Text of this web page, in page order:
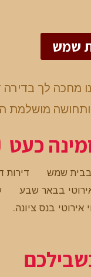
שמש
מחכה לך
מושלמת
כעט
בבית שמש
דירות
בבאר שבע
אירוטי בנס ציונה.